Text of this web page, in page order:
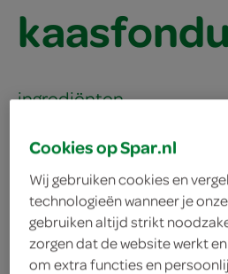
ingrediënten
1 eetlepel aardappelzetmeel
1 eetlepel maizena
2 theelepels gedroogde oregano
Cookies op Spar.nl
Wij gebruiken cookies en
technologieën wanneer je
gebruiken altijd strikt
zorgen dat de website werkt
om extra functies en